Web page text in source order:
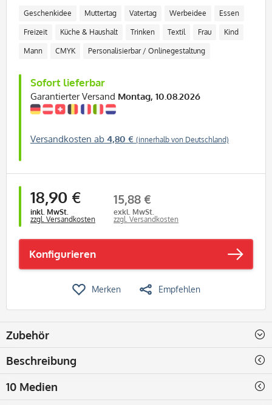
Geschenkidee Muttertag Vatertag Werbeidee Essen
Freizeit Küche & Haushalt Trinken Textil Frau Kind
Mann CMYK Personalisierbar / Onlinegestaltung
Sofort lieferbar
Garantierter Versand Montag, 10.08.2026
Versandkosten ab 4,80 € (innerhalb von Deutschland)
18,90 €
inkl. MwSt.
zzgl. Versandkosten
15,88 €
exkl. MwSt.
zzgl. Versandkosten
Konfigurieren
Merken Empfehlen
Zubehör
Beschreibung
10 Medien